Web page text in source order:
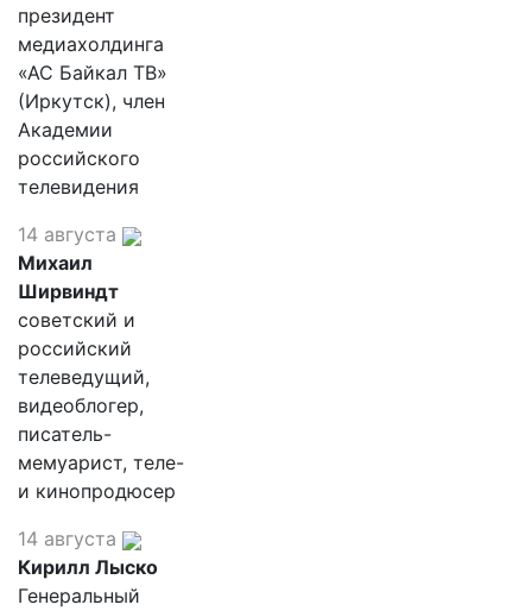
президент
медиахолдинга
«АС Байкал ТВ»
(Иркутск), член
Академии
российского
телевидения
14 августа
Михаил
Ширвиндт
советский и
российский
телеведущий,
видеоблогер,
писатель-
мемуарист, теле-
и кинопродюсер
14 августа
Кирилл Лыско
Генеральный